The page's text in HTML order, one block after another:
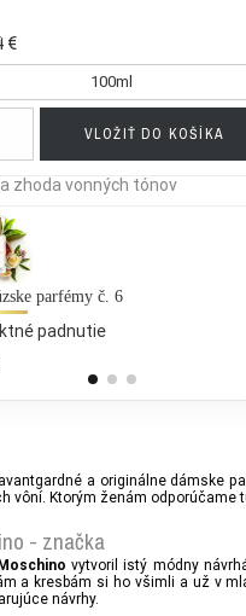
€
100ml
VLOŽIŤ DO KOŠÍKA
zhoda vonných tónov
parfémy č. 6
padnutie
a originálne dámske
vôní. Ktorým ženám
- značka
vytvoril istý módny
a kresbám si ho všimli a už v
návrhy.